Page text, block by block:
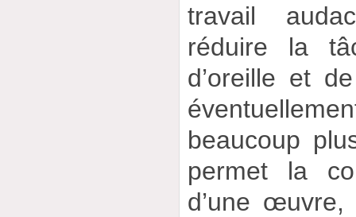
travail
réduire la
d’oreille et
beaucoup
permet la
d’une œuvre,